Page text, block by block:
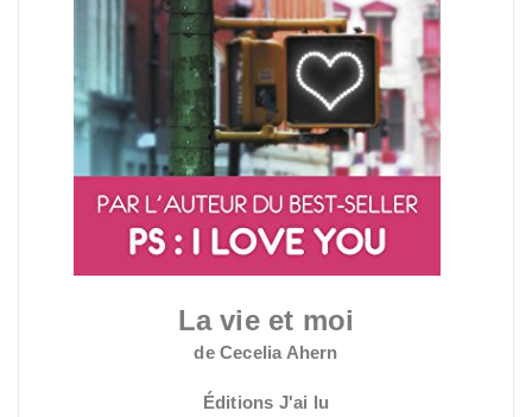
La vie et moi
de Cecelia Ahern
Éditions J'ai lu